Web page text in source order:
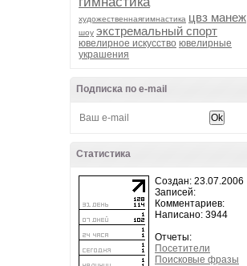
художественнаягимнастика цвз манеж
шоу экстремальный спорт
ювелирное искусство ювелирные
украшения
Подписка по e-mail
Статистика
Создан: 23.07.2006
Записей:
Комментариев:
Написано: 3944
Отчеты:
Посетители
Поисковые фразы